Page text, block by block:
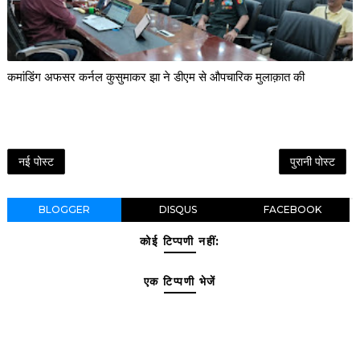
कमांडिंग अफसर कर्नल कुसुमाकर झा ने डीएम से औपचारिक मुलाक़ात की
नई पोस्ट पुरानी पोस्ट
BLOGGER DISQUS FACEBOOK
कोई टिप्पणी नहीं:
एक टिप्पणी भेजें